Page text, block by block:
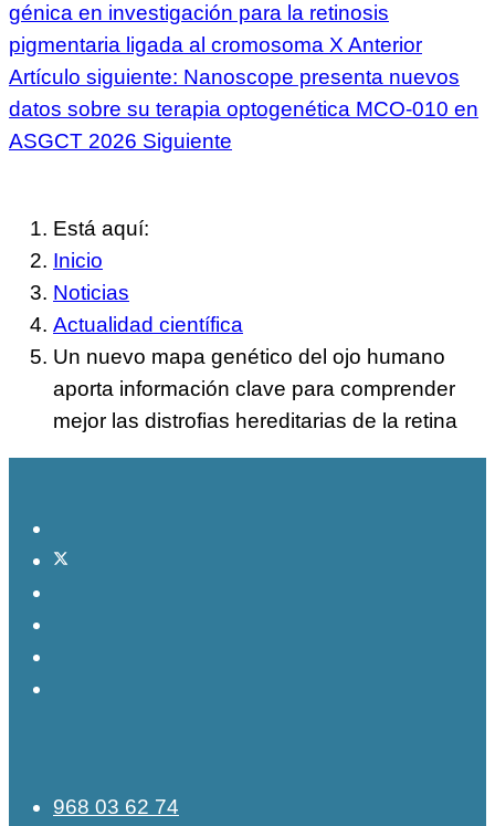
génica en investigación para la retinosis
pigmentaria ligada al cromosoma X Anterior
Artículo siguiente: Nanoscope presenta nuevos
datos sobre su terapia optogenética MCO-010 en
ASGCT 2026 Siguiente
Está aquí:
Inicio
Noticias
Actualidad científica
Un nuevo mapa genético del ojo humano
aporta información clave para comprender
mejor las distrofias hereditarias de la retina
968 03 62 74